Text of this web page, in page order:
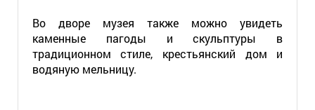
Во дворе музея также можно увидеть
каменные пагоды и скульптуры в
традиционном стиле, крестьянский дом и
водяную мельницу.